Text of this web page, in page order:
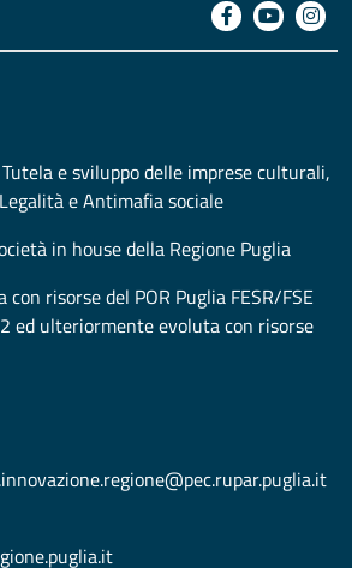
e sviluppo delle imprese culturali,
e Antimafia sociale
in house della Regione Puglia
risorse del POR Puglia FESR/FSE
ed ulteriormente evoluta con risorse